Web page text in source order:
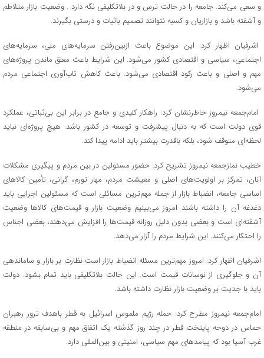
و سعی می‌کند. جامعه را در حالت ترس و در بلاتکلیفی نگه دارد . وضعیت بازار متلاطم
و آشفته باشد و بازاریان و کسبه نتوانند تصمیم باثبات و درستی بگیرند.
اشرفیان اظهار کرد: این موضوع باعث ازبین‌رفتن سرمایه‌های ملی، سرمایه‌های
اجتماعی، سیاسی و اقتصادی کشور می‌شود. این شرایط باعث معلق ماندن پروژه‌های
مهم و اصلی و باعث رکود اقتصادی می‌شود. باعث کاهش تاب‌آوری اجتماعی مردم
می‌شود.
امام‌جمعه نیمروز خاطرنشان کرد: راهکار کلیدی و جامع در برابر این بی‌ثباتی، عملکرد
قوی دولت است که به دنبال پیشرفت و توسعه در کشور باشد. هیچ پروژه‌ای نباید
لحظه‌ای متوقف شود، بلکه باقدرت بیشتر باید ادامه پیدا کند.
خطیب نمازجمعه نیمروز تشریح کرد: حضور مسئولین در بین مردم و پیگیری مشکلات
آنان، تمرکز بر اولویت‌های اصلی و معیشت مردم، مهار تورم، گرانی، تأمین کالاهای
اساسی جامعه، انضباط بازار از جمله مهم‌ترین مسائلی است که مسئولین اجرایی باید
دغدغه آن را داشته باشند امروز می‌بینیم وضعیت بازار و قیمت‌های کالاها وضعیت
آشفته‌ای است و بعضی بدون دلیل روزانه قیمت‌ها را افزایش می‌دهند، بعضی اجناس
را احتکار می‌کنند. این شرایط مردم را آزار می‌دهد.
اشرفیان اظهار کرد: امروز مهم‌ترین مسئله انضباط بازار است نظارت بر بازار و ساماندهی
آن و جلوگیری از نوسانات قیمت است. این حالت بلاتکلیفی باید تمام بشود. دولت
باید با جدیت بر وضعیت بازار نظارت داشته باشد.
امام‌جمعه نیمروز مطرح کرد: حمله رژیم ملموس اسرائیل به قطر باهدف ترور رهبران
حماس در دوحه پایتخت قطر در چند روز گذشته یک اتفاق مهم و بی‌سابقه در منطقه
غرب آسیا بود که پیامدهای مهم سیاسی، امنیتی و بین‌المللی دارد.